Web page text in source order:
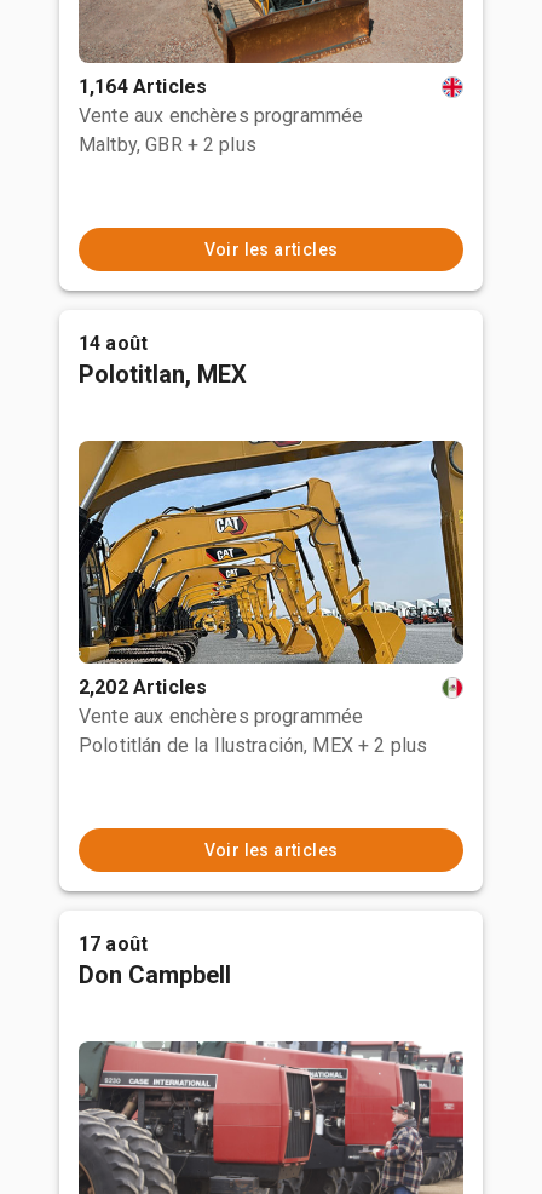
1,164 Articles
Vente aux enchères programmée
Maltby, GBR + 2 plus
Voir les articles
14 août
Polotitlan, MEX
2,202 Articles
Vente aux enchères programmée
Polotitlán de la Ilustración, MEX + 2 plus
Voir les articles
17 août
Don Campbell